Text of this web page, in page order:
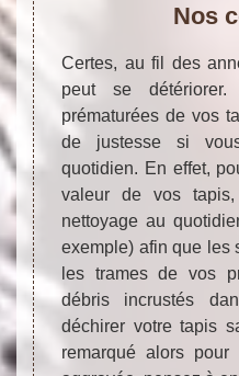
Nos
Certes, au fil des
peut se détériorer.
prématurées de vos
de justesse si
quotidien. En effet,
valeur de vos
nettoyage au
exemple) afin que les
les trames de vos
débris incrustés
déchirer votre tapis
remarqué alors pour